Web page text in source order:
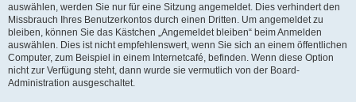
auswählen, werden Sie nur für eine Sitzung angemeldet. Dies verhindert den
Missbrauch Ihres Benutzerkontos durch einen Dritten. Um angemeldet zu
bleiben, können Sie das Kästchen „Angemeldet bleiben“ beim Anmelden
auswählen. Dies ist nicht empfehlenswert, wenn Sie sich an einem öffentlichen
Computer, zum Beispiel in einem Internetcafé, befinden. Wenn diese Option
nicht zur Verfügung steht, dann wurde sie vermutlich von der Board-
Administration ausgeschaltet.